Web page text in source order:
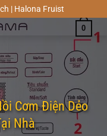
| Halona Fruist
0
Cơm Điện Dẻo
Nhà